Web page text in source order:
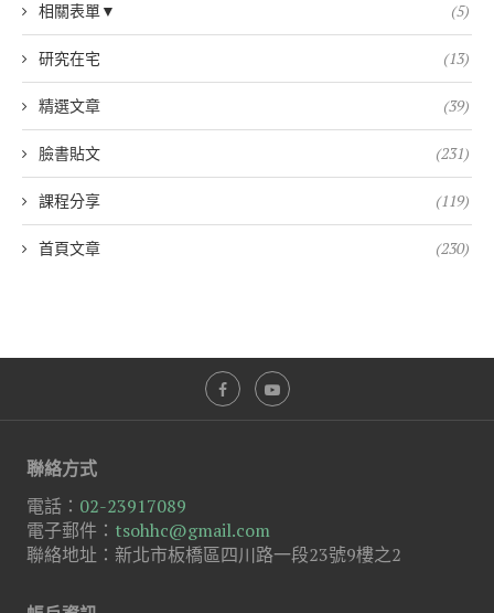
相關表單▼ (5)
研究在宅 (13)
精選文章 (39)
臉書貼文 (231)
課程分享 (119)
首頁文章 (230)
聯絡方式
電話： 02-23917089
電子郵件： tsohhc@gmail.com
聯絡地址：新北市板橋區四川路一段23號9樓之2